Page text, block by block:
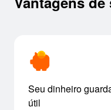
Seu dinheiro guardado rende desde o primeiro dia
útil